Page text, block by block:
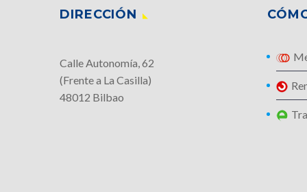
DIRECCIÓN
Calle Autonomía, 62
(Frente a La Casilla)
48012 Bilbao